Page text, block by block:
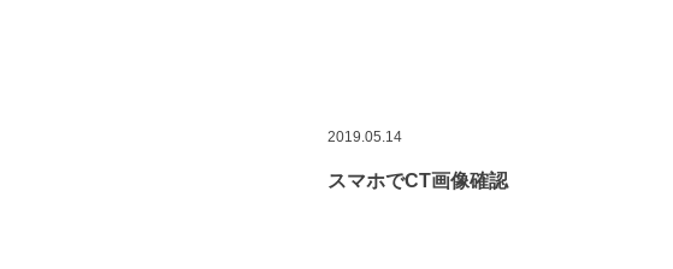
2019.05.14
スマホでCT画像確認